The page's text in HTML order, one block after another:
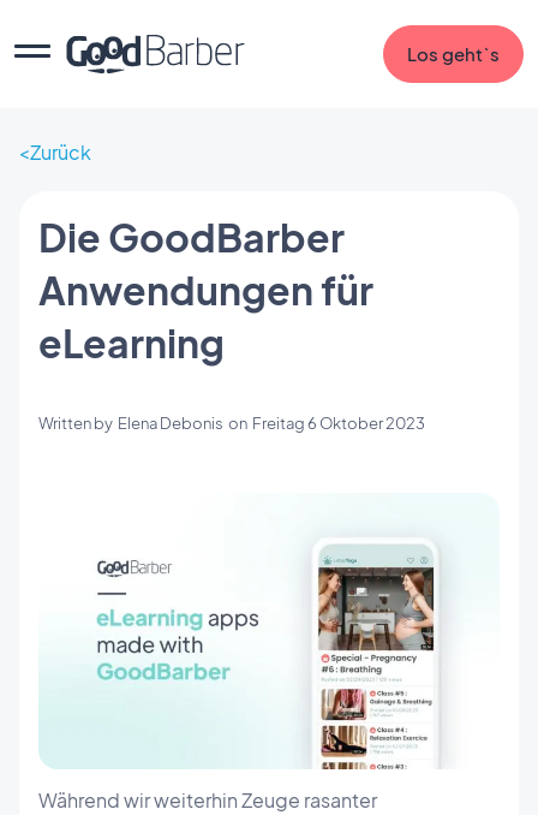
Los geht`s
Zurück
Die GoodBarber
Anwendungen für
eLearning
Written by Elena Debonis on Freitag 6 Oktober 2023
Während wir weiterhin Zeuge rasanter